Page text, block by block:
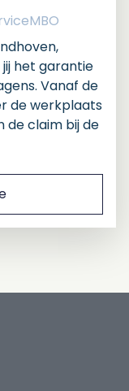
MBO
jij het garantie
Vanaf de
de werkplaats
de claim bij de